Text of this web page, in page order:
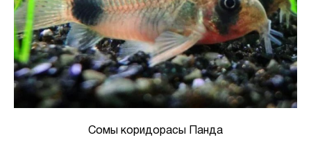
Сомы коридорасы Панда